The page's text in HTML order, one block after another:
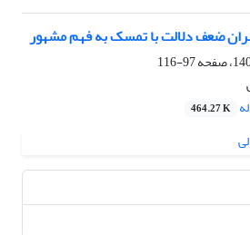
ضعف دلالت با تمسک به فهم مشهور
97-116
464.27 K